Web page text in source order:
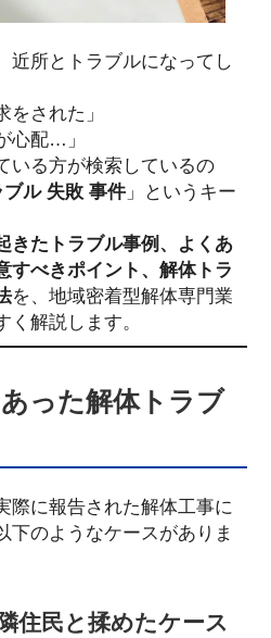
近所とトラブルになってし
をされた」
心配…」
いる方が検索しているの
ル 失敗 事件」というキー
きたトラブル事例、よくあ
すべきポイント、解体トラ
を、地域密着型解体専門業
解説します。
った解体トラブ
際に報告された解体工事に
下のようなケースがありま
住民と揉めたケース